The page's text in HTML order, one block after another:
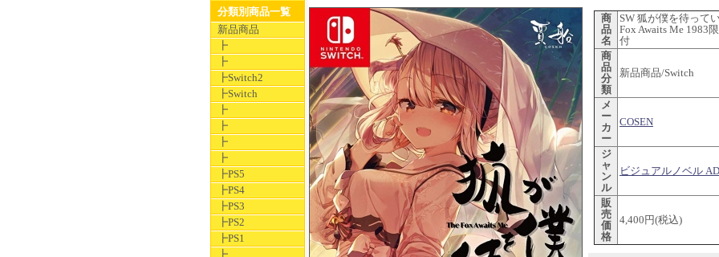
分類別商品一覧
新品商品
┣
┣
┣Switch2
┣Switch
┣
┣
┣
┣
┣PS5
┣PS4
┣PS3
┣PS2
┣PS1
┣
商
品
名
SW 狐が僕を待って
Fox Awaits Me 1983
付
商
品
分
類
新品商品/Switch
メ
ー
カ
ー
COSEN
ジ
ャ
ン
ル
ビジュアルノベル
販
売
価
格
4,400円(税込)